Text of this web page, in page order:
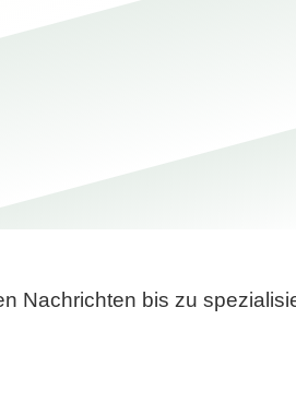
Nachrichten bis zu